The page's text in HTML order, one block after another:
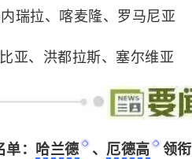
瑞拉、喀麦隆、罗马尼亚
亚、洪都拉斯、塞尔维亚
： 哈兰德 、 厄德高 领衔